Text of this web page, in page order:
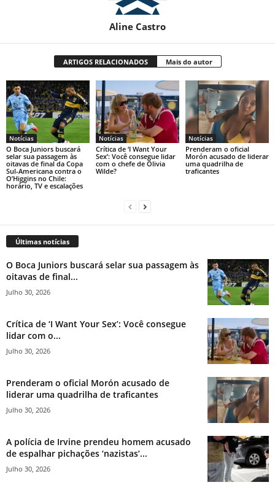
Aline Castro
ARTIGOS RELACIONADOS Mais do autor
Notícias
O Boca Juniors buscará
selar sua passagem às
oitavas de final da Copa
Sul-Americana contra o
O’Higgins no Chile:
horário, TV e escalações
Notícias
Crítica de ‘I Want Your
Sex’: Você consegue lidar
com o chefe de Olivia
Wilde?
Notícias
Prenderam o oficial
Morón acusado de liderar
uma quadrilha de
traficantes
Últimas notícias
O Boca Juniors buscará selar sua passagem às
oitavas de final...
Julho 30, 2026
Crítica de ‘I Want Your Sex’: Você consegue
lidar com o...
Julho 30, 2026
Prenderam o oficial Morón acusado de
liderar uma quadrilha de traficantes
Julho 30, 2026
A polícia de Irvine prendeu homem acusado
de espalhar pichações ‘nazistas’...
Julho 30, 2026